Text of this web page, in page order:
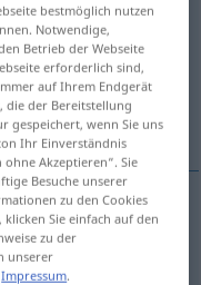
antippen)
Motor <
bestmöglich nutzen
Notwendige,
Betrieb der Webseite
erforderlich sind,
auf Ihrem Endgerät
die der Bereitstellung
gespeichert, wenn Sie uns
Ihr Einverständnis
Akzeptieren“. Sie
Besuche unserer
zu den Cookies
Sie einfach auf den
zu der
unserer
Impressum.